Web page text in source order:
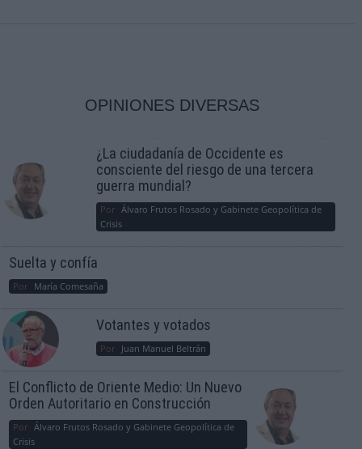
OPINIONES DIVERSAS
¿La ciudadanía de Occidente es
consciente del riesgo de una tercera
guerra mundial?
Por Álvaro Frutos Rosado y Gabinete Geopolítica de
Crisis
Suelta y confía
Por María Comesaña
Votantes y votados
Por Juan Manuel Beltrán
El Conflicto de Oriente Medio: Un Nuevo
Orden Autoritario en Construcción
Por Álvaro Frutos Rosado y Gabinete Geopolítica de
Crisis